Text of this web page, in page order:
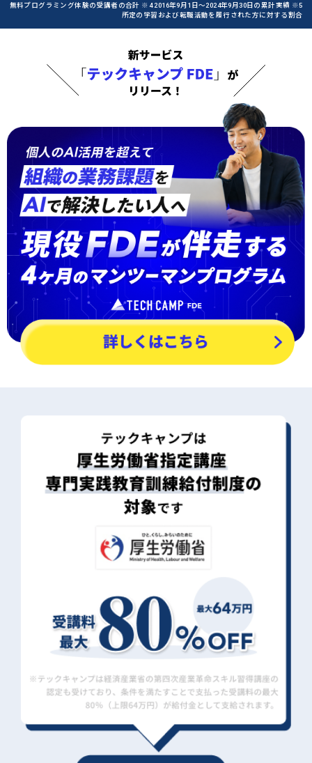
無料プログラミング体験の受講者の合計 ※4 2016年9月1日〜2024年9月30日の累計実績 ※5
所定の学習および転職活動を履行された方に対する割合